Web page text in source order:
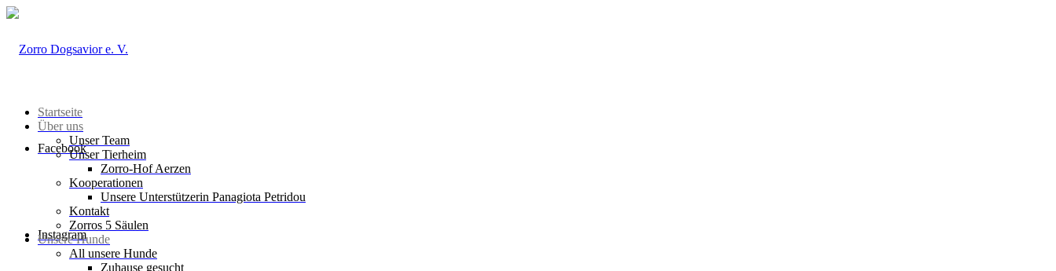
Facebook
Instagram
Startseite
Über uns
Unser Team
Unser Tierheim
Zorro-Hof Aerzen
Kooperationen
Unsere Unterstützerin Panagiota Petridou
Kontakt
Zorros 5 Säulen
Unsere Hunde
All unsere Hunde
Zuhause gesucht